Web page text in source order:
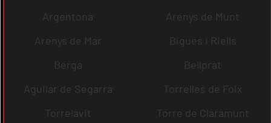
Argentona
Arenys de Munt
Arenys de Mar
Bigues i Riells
Berga
Bellprat
Aguilar de Segarra
Torrelles de Foix
Torrelavit
Torre de Claramunt